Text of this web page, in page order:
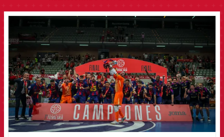
FCB Barcelona badge